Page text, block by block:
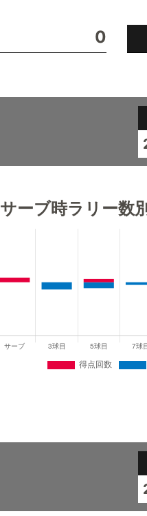
0
サーブ時ラリー数